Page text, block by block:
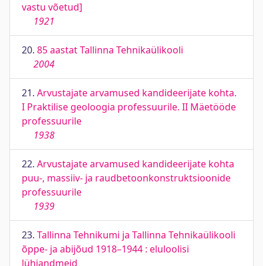
vastu võetud]
1921
20. 85 aastat Tallinna Tehnikaülikooli
2004
21. Arvustajate arvamused kandideerijate kohta.
I Praktilise geoloogia professuurile. II Mäetööde
professuurile
1938
22. Arvustajate arvamused kandideerijate kohta
puu-, massiiv- ja raudbetoonkonstruktsioonide
professuurile
1939
23. Tallinna Tehnikumi ja Tallinna Tehnikaülikooli
õppe- ja abijõud 1918–1944 : eluloolisi
lühiandmeid